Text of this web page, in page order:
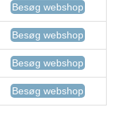
Besøg webshop
Besøg webshop
Besøg webshop
Besøg webshop